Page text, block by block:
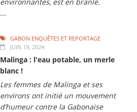
...
GABON ENQUÊTES ET REPORTAGE
JUIN 19, 2024
Malinga : l'eau potable, un merle
blanc !
Les femmes de Malinga et ses
environs ont initié un mouvement
d’humeur contre la Gabonaise